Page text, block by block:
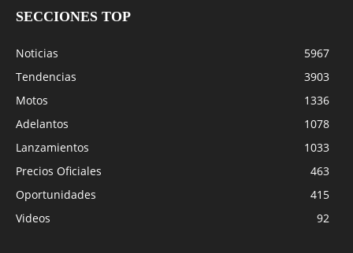
SECCIONES TOP
Noticias
5967
Tendencias
3903
Motos
1336
Adelantos
1078
Lanzamientos
1033
Precios Oficiales
463
Oportunidades
415
Videos
92